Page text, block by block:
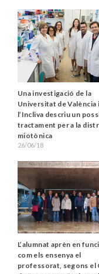
Una investigació de la
Universitat de València i
l’Incliva descriu un
tractament per a la
miotònica
26/06/18
L’alumnat aprèn en
com els ensenya el
professorat, segons el